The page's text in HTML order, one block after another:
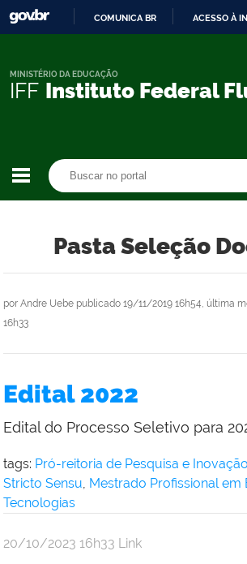
CONTEÚDO
COMUNICA BR ACESSO À
IFF Instituto Federal
MINISTÉRIO DA EDUCAÇÃO
Pasta Seleção
por Andre Uebe publicado 19/11/2019 16h54, última
16h33
Edital 2022
Edital do Processo Seletivo para
tags: Pró-reitoria de Pesquisa e Inovação
Stricto Sensu, Mestrado Profissional em
Tecnologias
por
publicado
20/10/2023 16h33 Link